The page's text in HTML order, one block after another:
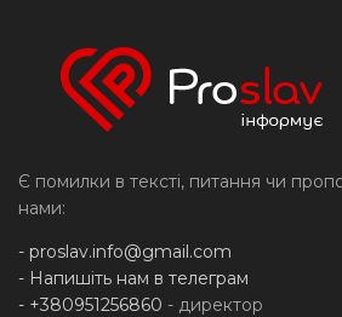
Є помилки в тексті, питання чи
нами:
- proslav.info@gmail.com
- Напишіть нам в телеграм
- +380951256860 - директор